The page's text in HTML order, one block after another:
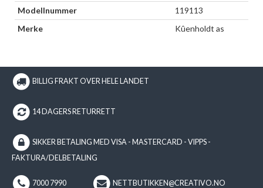
Modellnummer
119113
Merke
Kûenholdt as
BILLIG FRAKT OVER HELE LANDET
14 DAGERS RETURRETT
SIKKER BETALING MED VISA - MASTERCARD - VIPPS -
FAKTURA/DELBETALING
7000 7990 NETTBUTIKKEN@CREATIVO.NO